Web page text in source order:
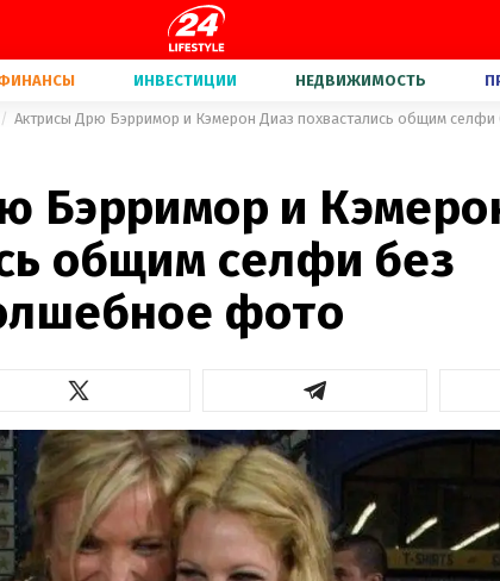
ИНВЕСТИЦИИ НЕДВИЖИМОСТЬ
Бэрримор и
общим селфи без
фото